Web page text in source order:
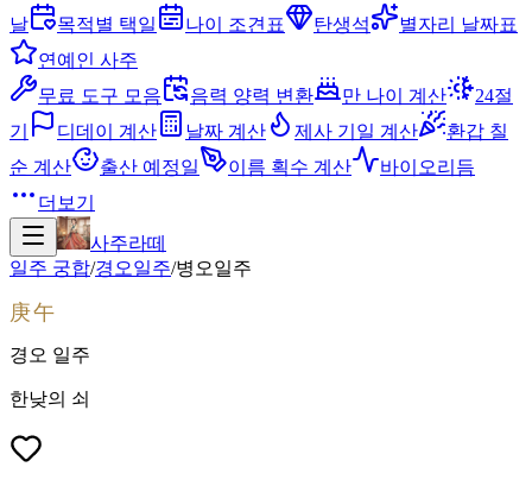
날
목적별 택일 나이 조견표 탄생석
별자리 날짜표
연예인 사주
무료 도구 모음
음력 양력 변환 만 나이 계산
24절
기
디데이 계산 날짜 계산 제사 기일 계산
환갑 칠
순 계산
출산 예정일 이름 획수 계산
바이오리듬
더보기
사주라떼
일주 궁합/경오일주/병오일주
庚午
경오 일주
한낮의 쇠